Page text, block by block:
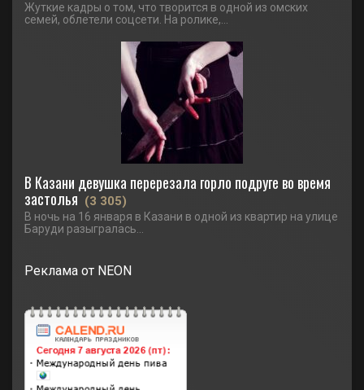
Жуткие кадры о том, что творится в одной из омских
семей, облетели соцсети. На ролике,...
В Казани девушка перерезала горло подруге во время
застолья (3 305)
В ночь на 16 января в Казани в одной из квартир на улице
Баруди разыгралась...
Реклама от NEON